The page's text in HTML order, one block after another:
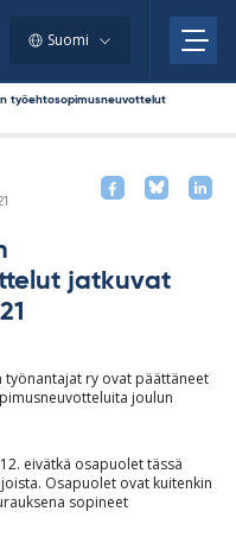
Suomi
työehtosopimusneuvottelut
jatkuvat
ry ovat päättäneet
joulun
eivätkä osapuolet tässä
Osapuolet ovat kuitenkin
sopineet